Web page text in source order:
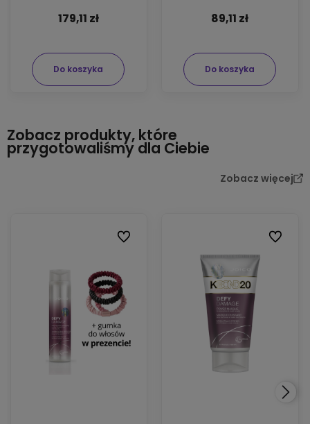
179,11 zł
Do koszyka
89,11 zł
Do koszyka
Zobacz produkty, które
przygotowaliśmy dla Ciebie
Zobacz więcej
Do ulubionych Do